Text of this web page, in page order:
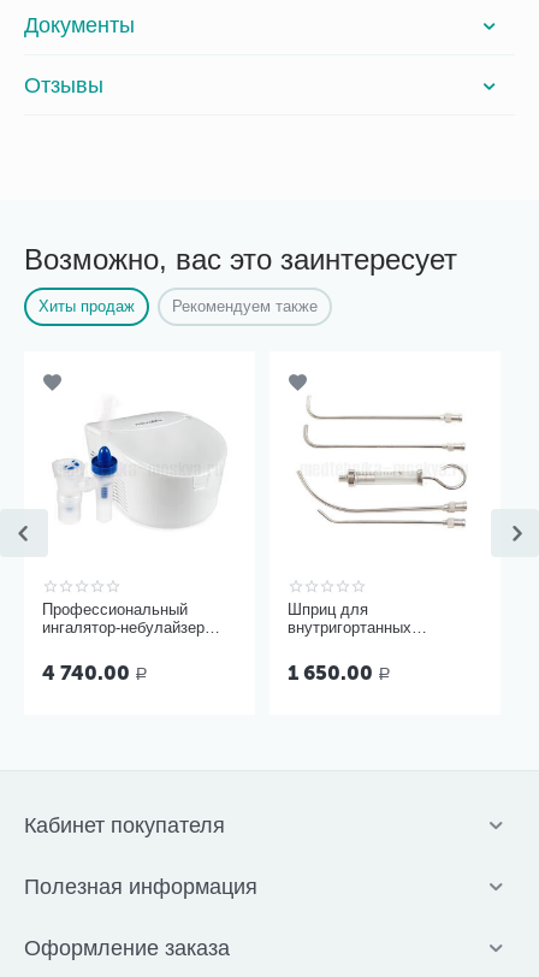
Документы
Отзывы
Возможно, вас это заинтересует
Хиты продаж Рекомендуем также
Профессиональный
ингалятор-небулайзер
4 740.00 Р
Шприц для
внутригортанных
миндалин, 5 мл Ш-14-5
1 650.00 Р
Кабинет покупателя
Полезная информация
Оформление заказа